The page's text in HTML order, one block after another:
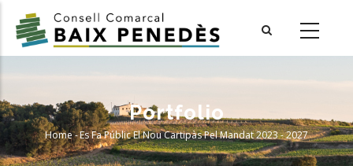
main
Portfolio
Breadcrumb
Home-Es Fa Públic El Nou Cartipàs Pel Mandat 2023 - 2027